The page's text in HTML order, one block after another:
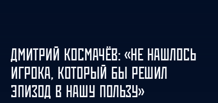
ДМИТРИЙ КОСМАЧЁВ: «НЕ НАШЛОСЬ
ИГРОКА, КОТОРЫЙ БЫ РЕШИЛ
ЭПИЗОД В НАШУ ПОЛЬЗУ»